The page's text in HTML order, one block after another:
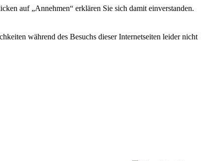
auf „Annehmen“ erklären Sie sich damit einverstanden.
während des Besuchs dieser Internetseiten leider nicht